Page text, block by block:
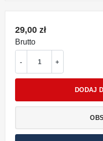
29,00 zł
Brutto
- +
DODAJ